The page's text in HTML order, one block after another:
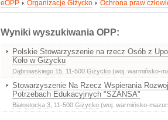
eOPP Organizacje Giżycko Ochrona praw
Wyniki wyszukiwania OPP:
Polskie Stowarzyszenie na rzecz Osób z
Koło w Giżycku
Dąbrowskiego 15 , 11-500 Giżycko (woj. warmińsko-
Stowarzyszenie Na Rzecz Wspierania
Potrzebach Edukacyjnych "SZANSA"
Białostocka 3 , 11-500 Giżycko (woj. warmińsko-